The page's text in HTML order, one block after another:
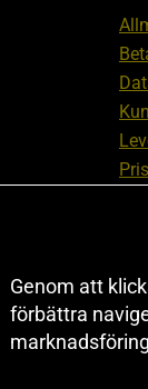
Genom att
förbättra